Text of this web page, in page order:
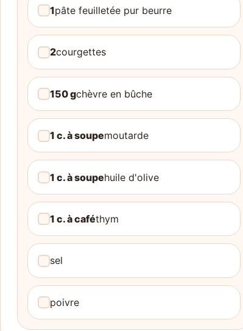
1pâte feuilletée pur beurre
2courgettes
150 gchèvre en bûche
1 c. à soupemoutarde
1 c. à soupehuile d'olive
1 c. à caféthym
sel
poivre